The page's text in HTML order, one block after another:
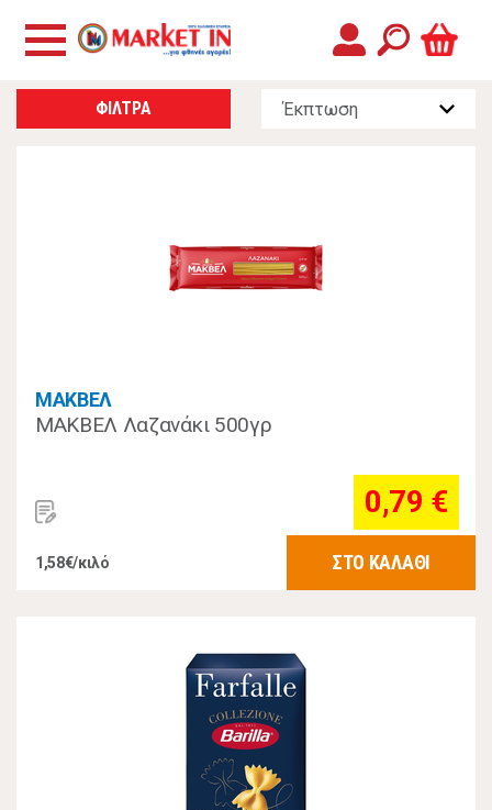
ΦΙΛΤΡΑ
ΜΑΚΒΕΛ
ΜΑΚΒΕΛ Λαζανάκι 500γρ
0,79 €
1,58€/κιλό ΣΤΟ ΚΑΛΑΘΙ